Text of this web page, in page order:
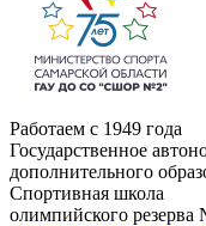
Работаем с 1949 года
Государственное
дополнительного
Спортивная школа
олимпийского резерва